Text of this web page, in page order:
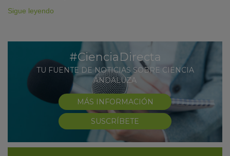
Sigue leyendo
#CienciaDirecta
TU FUENTE DE NOTICIAS SOBRE CIENCIA
ANDALUZA
MÁS INFORMACIÓN
SUSCRÍBETE